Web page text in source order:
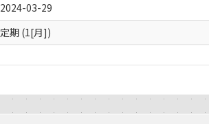
2024-03-29
定期 (1[月])